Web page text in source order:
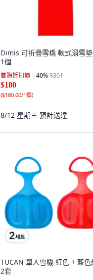
Dimis 可折疊雪橇 軟式滑雪
1個
首購折扣價 40%$301
$180
($180.00/1個)
8/12 星期三 預計送達
TUCAN 單人雪橇 紅色 + 藍色
2套